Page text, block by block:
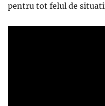
pentru tot felul de